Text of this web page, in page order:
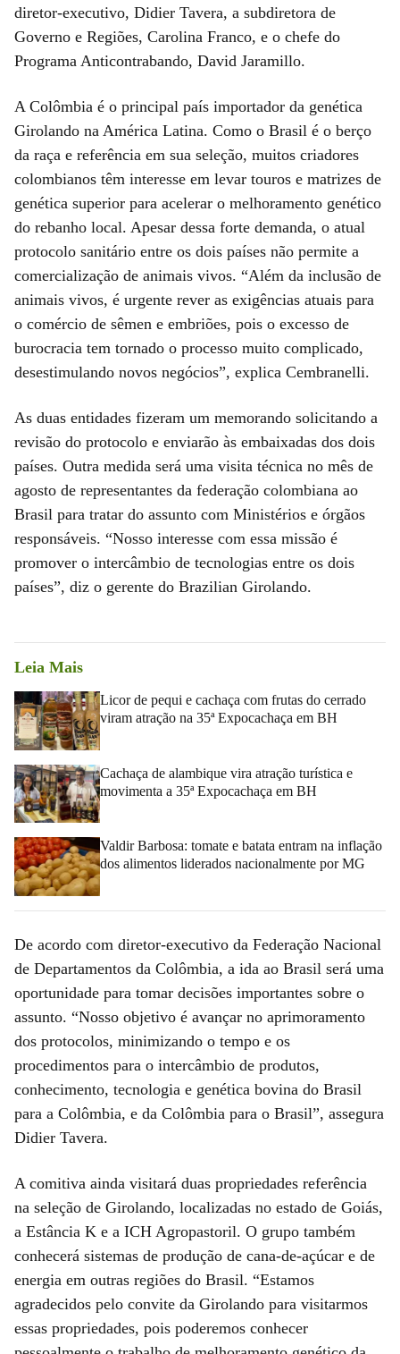
diretor-executivo, Didier Tavera, a subdiretora de
Governo e Regiões, Carolina Franco, e o chefe do
Programa Anticontrabando, David Jaramillo.
A Colômbia é o principal país importador da genética
Girolando na América Latina. Como o Brasil é o berço
da raça e referência em sua seleção, muitos criadores
colombianos têm interesse em levar touros e matrizes de
genética superior para acelerar o melhoramento genético
do rebanho local. Apesar dessa forte demanda, o atual
protocolo sanitário entre os dois países não permite a
comercialização de animais vivos. “Além da inclusão de
animais vivos, é urgente rever as exigências atuais para
o comércio de sêmen e embriões, pois o excesso de
burocracia tem tornado o processo muito complicado,
desestimulando novos negócios”, explica Cembranelli.
As duas entidades fizeram um memorando solicitando a
revisão do protocolo e enviarão às embaixadas dos dois
países. Outra medida será uma visita técnica no mês de
agosto de representantes da federação colombiana ao
Brasil para tratar do assunto com Ministérios e órgãos
responsáveis. “Nosso interesse com essa missão é
promover o intercâmbio de tecnologias entre os dois
países”, diz o gerente do Brazilian Girolando.
Leia Mais
Licor de pequi e cachaça com frutas do cerrado
viram atração na 35ª Expocachaça em BH
Cachaça de alambique vira atração turística e
movimenta a 35ª Expocachaça em BH
Valdir Barbosa: tomate e batata entram na inflação
dos alimentos liderados nacionalmente por MG
De acordo com diretor-executivo da Federação Nacional
de Departamentos da Colômbia, a ida ao Brasil será uma
oportunidade para tomar decisões importantes sobre o
assunto. “Nosso objetivo é avançar no aprimoramento
dos protocolos, minimizando o tempo e os
procedimentos para o intercâmbio de produtos,
conhecimento, tecnologia e genética bovina do Brasil
para a Colômbia, e da Colômbia para o Brasil”, assegura
Didier Tavera.
A comitiva ainda visitará duas propriedades referência
na seleção de Girolando, localizadas no estado de Goiás,
a Estância K e a ICH Agropastoril. O grupo também
conhecerá sistemas de produção de cana-de-açúcar e de
energia em outras regiões do Brasil. “Estamos
agradecidos pelo convite da Girolando para visitarmos
essas propriedades, pois poderemos conhecer